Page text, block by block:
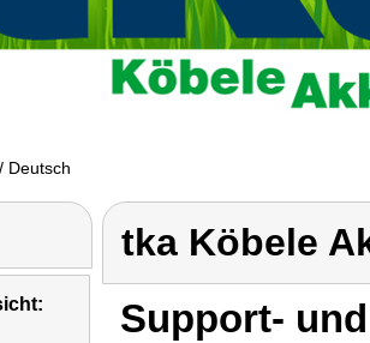
Deutsch
tka Köbele
Support-